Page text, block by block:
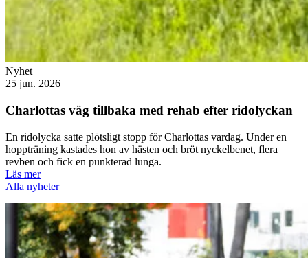
Nyhet
25 jun. 2026
Charlottas väg tillbaka med rehab efter ridolyckan
En ridolycka satte plötsligt stopp för Charlottas vardag. Under en
hoppträning kastades hon av hästen och bröt nyckelbenet, flera
revben och fick en punkterad lunga.
Läs mer
Alla nyheter